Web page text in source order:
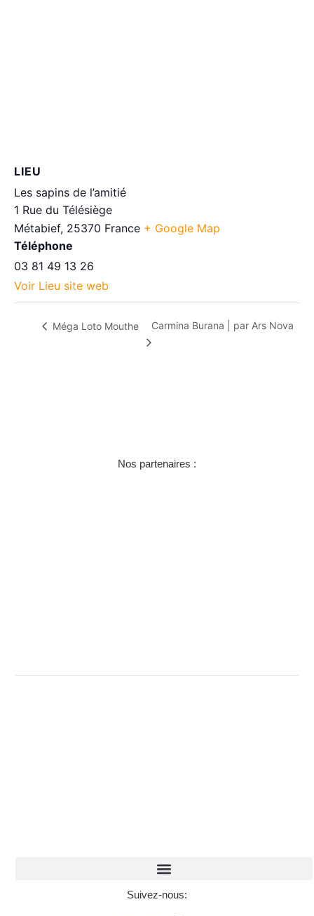
LIEU
Les sapins de l’amitié
1 Rue du Télésiège
Métabief, 25370 France + Google Map
Téléphone
03 81 49 13 26
Voir Lieu site web
Méga Loto Mouthe Carmina Burana | par Ars Nova
Nos partenaires :
Suivez-nous: